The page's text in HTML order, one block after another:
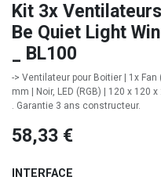
Kit 3x
Be Quiet Light
_ BL100
-> Ventilateur pour Boitier | 1x Fan
mm | Noir, LED (RGB) | 120 x 120
. Garantie 3 ans constructeur.
58,33 €
INTERFACE